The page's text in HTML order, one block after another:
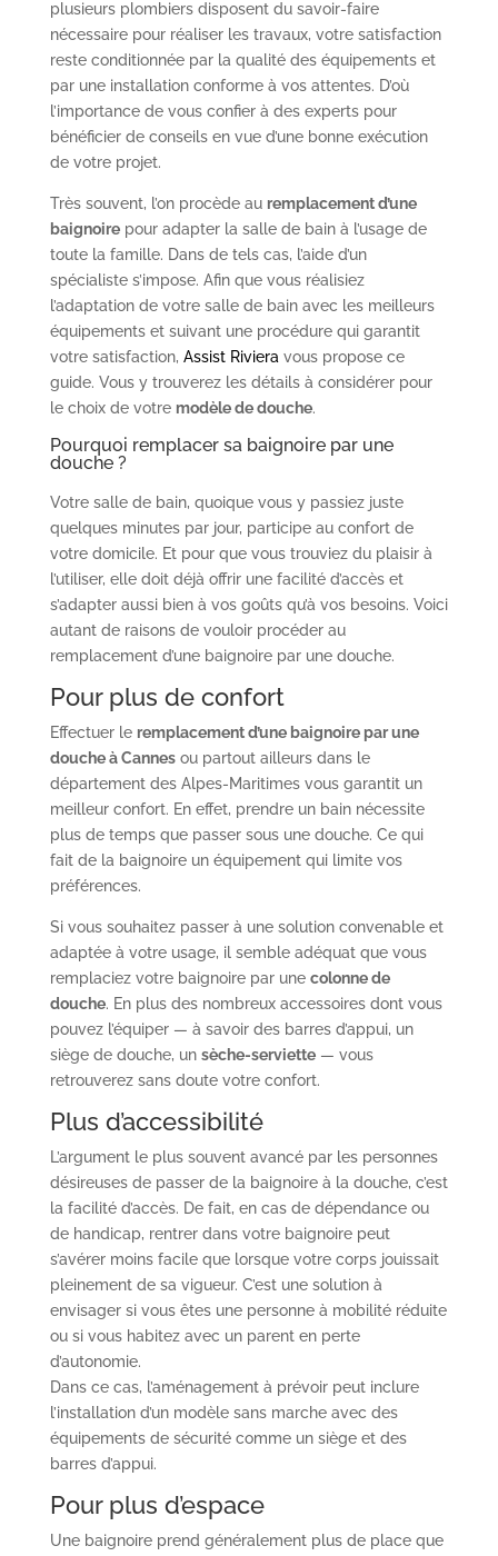
plusieurs plombiers disposent du savoir-faire
nécessaire pour réaliser les travaux, votre satisfaction
reste conditionnée par la qualité des équipements et
par une installation conforme à vos attentes. D’où
l’importance de vous confier à des experts pour
bénéficier de conseils en vue d’une bonne exécution
de votre projet.
Très souvent, l’on procède au remplacement d’une
baignoirepour adapter la salle de bain à l’usage de
toute la famille. Dans de tels cas, l’aide d’un
spécialiste s’impose. Afin que vous réalisiez
l’adaptation de votre salle de bain avec les meilleurs
équipements et suivant une procédure qui garantit
votre satisfaction, Assist Rivieravous propose ce
guide. Vous y trouverez les détails à considérer pour
le choix de votre modèle de douche.
Pourquoi remplacer sa baignoire par une
douche ?
Votre salle de bain, quoique vous y passiez juste
quelques minutes par jour, participe au confort de
votre domicile. Et pour que vous trouviez du plaisir à
l’utiliser, elle doit déjà offrir une facilité d’accès et
s’adapter aussi bien à vos goûts qu’à vos besoins. Voici
autant de raisons de vouloir procéder au
remplacement d’une baignoire par une douche.
Pour plus de confort
Effectuer le remplacement d’une baignoire par une
douche à Cannesou partout ailleurs dans le
département des Alpes-Maritimes vous garantit un
meilleur confort. En effet, prendre un bain nécessite
plus de temps que passer sous une douche. Ce qui
fait de la baignoire un équipement qui limite vos
préférences.
Si vous souhaitez passer à une solution convenable et
adaptée à votre usage, il semble adéquat que vous
remplaciez votre baignoire par une colonne de
douche. En plus des nombreux accessoires dont vous
pouvez l’équiper — à savoir des barres d’appui, un
siège de douche, un sèche-serviette— vous
retrouverez sans doute votre confort.
Plus d’accessibilité
L’argument le plus souvent avancé par les personnes
désireuses de passer de la baignoire à la douche, c’est
la facilité d’accès. De fait, en cas de dépendance ou
de handicap, rentrer dans votre baignoire peut
s’avérer moins facile que lorsque votre corps jouissait
pleinement de sa vigueur. C’est une solution à
envisager si vous êtes une personne à mobilité réduite
ou si vous habitez avec un parent en perte
d’autonomie.
Dans ce cas, l’aménagement à prévoir peut inclure
l’installation d’un modèle sans marche avec des
équipements de sécurité comme un siège et des
barres d’appui.
Pour plus d’espace
Une baignoire prend généralement plus de place que